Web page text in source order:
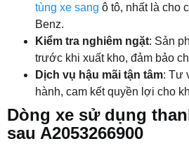
tùng xe sang ô tô, nhất là cho
Benz.
Kiểm tra nghiêm ngặt: Sản
trước khi xuất kho, đảm bảo
Dịch vụ hậu mãi tận tâm: Tư
hành, cam kết quyền lợi cho
Dòng xe sử dụng
sau A2053266900